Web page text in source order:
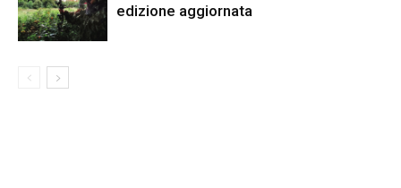
edizione aggiornata